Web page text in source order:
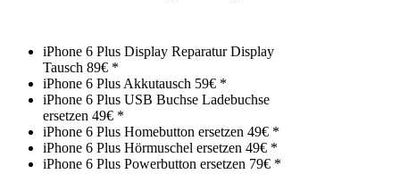
iPhone 6 Plus Display Reparatur Display
Tausch 89€ *
iPhone 6 Plus Akkutausch 59€ *
iPhone 6 Plus USB Buchse Ladebuchse
ersetzen 49€ *
iPhone 6 Plus Homebutton ersetzen 49€ *
iPhone 6 Plus Hörmuschel ersetzen 49€ *
iPhone 6 Plus Powerbutton ersetzen 79€ *